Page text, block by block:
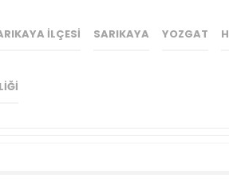
ILÇESI SARIKAYA YOZGAT